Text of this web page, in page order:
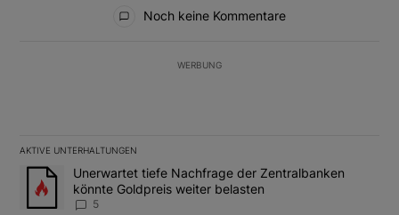
Noch keine Kommentare
WERBUNG
AKTIVE UNTERHALTUNGEN
Das Folgende ist eine Liste der am meisten kommentierten
Ein Trendartikel mit dem Titel "Unerwartet tiefe Nachfrage der
Unerwartet tiefe Nachfrage der Zentralbanken
könnte Goldpreis weiter belasten
5